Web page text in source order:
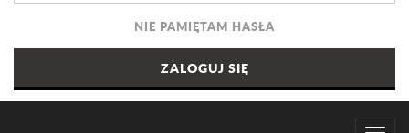
NIE PAMIĘTAM HASŁA